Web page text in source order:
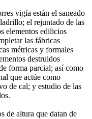
vigía están el saneado
el rejuntado de las
elementos edilicios
las fábricas
métricas y formales
destruidos
forma parcial; así como
que actúe como
de cal; y estudio de las
de altura que datan de